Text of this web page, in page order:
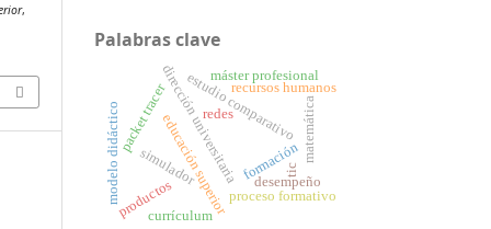
,
Palabras clave
desempeño
educación superior formación
dirección universitaria
estudio comparativo
recursos humanos
simulador
packet tracer redes
tic
proceso formativo
matemática
modelo didáctico
máster profesional
productoscurrículum